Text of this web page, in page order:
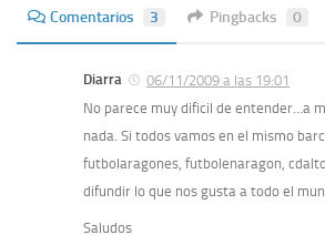
Comentarios 3 Pingbacks 0
Diarra
06/11/2009 a las 19:01
No parece muy dificil de entender…a
nada. Si todos vamos en el mismo
futbolaragones, futbolenaragon,
difundir lo que nos gusta a todo el
Saludos